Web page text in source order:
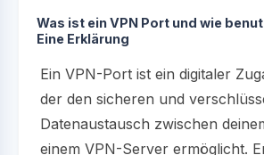
Was ist ein VPN Port und wie
Eine Erklärung
Ein VPN-Port ist ein digitaler
der den sicheren und
Datenaustausch zwischen
einem VPN-Server ermöglicht.